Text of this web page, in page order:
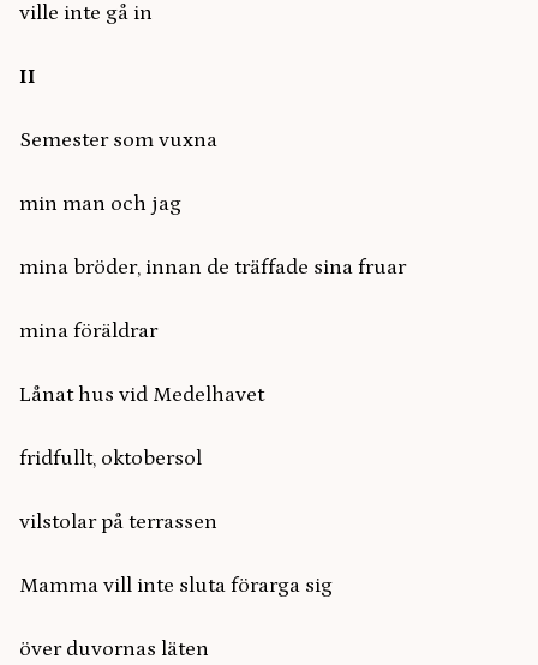
ville inte gå in
II
Semester som vuxna
min man och jag
mina bröder, innan de träffade sina fruar
mina föräldrar
Lånat hus vid Medelhavet
fridfullt, oktobersol
vilstolar på terrassen
Mamma vill inte sluta förarga sig
över duvornas läten